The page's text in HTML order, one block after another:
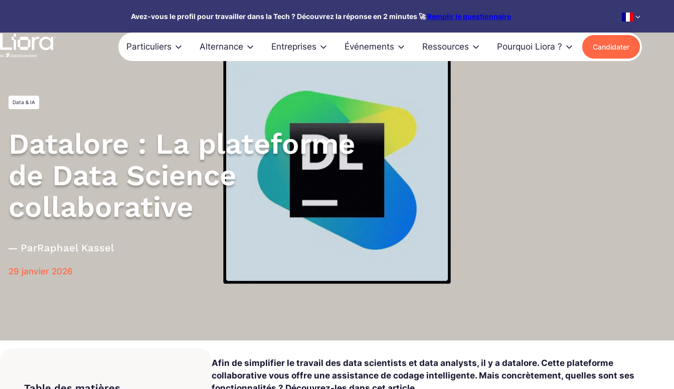
contenu
Avez-vous le profil pour travailler dans la Tech ? Découvrez la réponse en 2 minutes 🚀Remplir le questionnaire
Particuliers Alternance Entreprises Événements Ressources Pourquoi Liora ? Candidater
Data & IA
Datalore : La plateforme
de Data Science
collaborative
ParRaphael Kassel
29 janvier 2026
Afin de simplifier le travail des data scientists et data analysts, il y a datalore. Cette plateforme
collaborative vous offre une assistance de codage intelligente. Mais concrètement, quelles sont ses